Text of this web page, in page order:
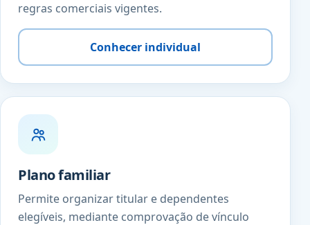
regras comerciais vigentes.
Conhecer individual
Plano familiar
Permite organizar titular e dependentes
elegíveis, mediante comprovação de vínculo